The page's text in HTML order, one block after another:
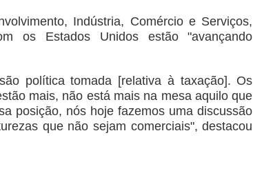
Indústria, Comércio e Serviços,
os Estados Unidos estão "avançando
política tomada [relativa à taxação]. Os
mais, não está mais na mesa aquilo que
posição, nós hoje fazemos uma discussão
que não sejam comerciais", destacou